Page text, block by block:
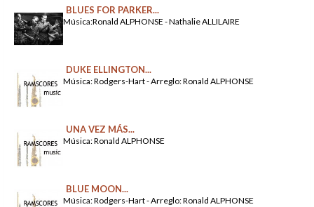
BLUES FOR PARKER...
Música:Ronald ALPHONSE - Nathalie ALLILAIRE
DUKE ELLINGTON...
Música: Rodgers-Hart - Arreglo: Ronald ALPHONSE
UNA VEZ MÁS...
Música: Ronald ALPHONSE
BLUE MOON...
Música: Rodgers-Hart - Arreglo: Ronald ALPHONSE